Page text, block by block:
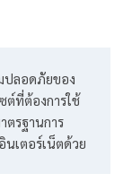
ปลอดภัยของ
ต์ที่ต้องการใช้
ตรฐานการ
เตอร์เน็ตด้วย